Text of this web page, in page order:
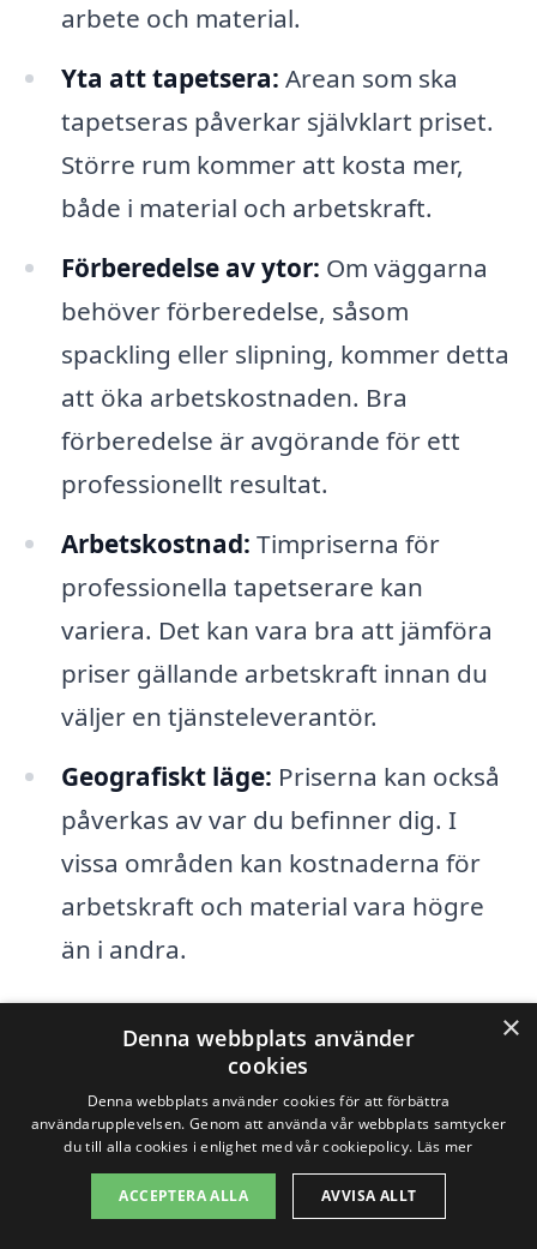
arbete och material.
Yta att tapetsera: Arean som ska
tapetseras påverkar självklart priset.
Större rum kommer att kosta mer,
både i material och arbetskraft.
Förberedelse av ytor: Om väggarna
behöver förberedelse, såsom
spackling eller slipning, kommer detta
att öka arbetskostnaden. Bra
förberedelse är avgörande för ett
professionellt resultat.
Arbetskostnad: Timpriserna för
professionella tapetserare kan
variera. Det kan vara bra att jämföra
priser gällande arbetskraft innan du
väljer en tjänsteleverantör.
Geografiskt läge: Priserna kan också
påverkas av var du befinner dig. I
vissa områden kan kostnaderna för
arbetskraft och material vara högre
än i andra.
För att få en bättre uppfattning om
tapetsering i Norra
Lagnö, rekommenderar vi att du begär
flera offerter från olika företag. Många
professionella tapetserare erbjuder gratis
×
Denna webbplats använder
cookies
Denna webbplats använder cookies för att förbättra
användarupplevelsen. Genom att använda vår webbplats samtycker
du till alla cookies i enlighet med vår cookiepolicy. Läs mer
ACCEPTERA ALLA AVVISA ALLT